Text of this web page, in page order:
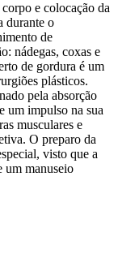
e colocação da
durante o
de
nádegas, coxas e
de gordura é um
plásticos.
pela absorção
um impulso na sua
musculares e
O preparo da
visto que a
um manuseio